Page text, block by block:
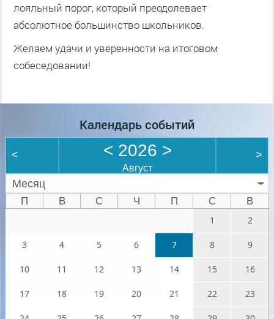
лояльный порог, который преодолевает
абсолютное большинство школьников.
Желаем удачи и уверенности на итоговом
собеседовании!
Календарь событий
< < 2026 >
Август
>
Месяц
П В С Ч П С
В
1
2
3 4 5 6 7 8 9
10 11 12 13 14 15 16
17 18 19 20 21 22 23